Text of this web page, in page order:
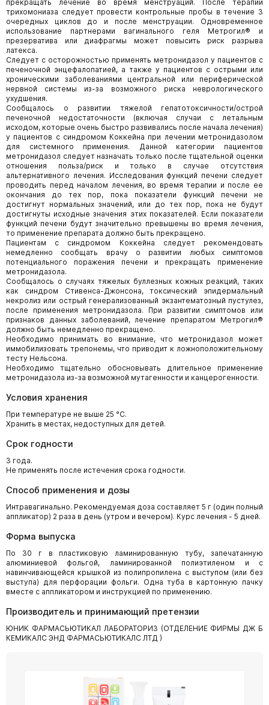
прекращать лечение во время менструаций. После терапии
трихомониаза следует провести контрольные пробы в течение 3
очередных циклов до и после менструации. Одновременное
использование партнерами вагинального геля Метрогил® и
презерватива или диафрагмы может повысить риск разрыва
латекса.
Следует с осторожностью применять метронидазол у пациентов с
печеночной энцефалопатией, а также у пациентов с острыми или
хроническими заболеваниями центральной или периферической
нервной системы из-за возможного риска неврологического
ухудшения.
Сообщалось о развитии тяжелой гепатотоксичности/острой
печеночной недостаточности (включая случаи с летальным
исходом, которые очень быстро развивались после начала лечения)
у пациентов с синдромом Коккейна при лечении метронидазолом
для системного применения. Данной категории пациентов
метронидазол следует назначать только после тщательной оценки
отношения польза/риск и только в случае отсутствия
альтернативного лечения. Исследования функций печени следует
проводить перед началом лечения, во время терапии и после ее
окончания до тех пор, пока показатели функций печени не
достигнут нормальных значений, или до тех пор, пока не будут
достигнуты исходные значения этих показателей. Если показатели
функций печени будут значительно превышены во время лечения,
то применение препарата должно быть прекращено.
Пациентам с синдромом Коккейна следует рекомендовать
немедленно сообщать врачу о развитии любых симптомов
потенциального поражения печени и прекращать применение
метронидазола.
Сообщалось о случаях тяжелых буллезных кожных реакций, таких
как синдром Стивенса-Джонсона, токсический эпидермальный
некролиз или острый генерализованный экзантематозный пустулез,
после применения метронидазола. При развитии симптомов или
признаков данных заболеваний, лечение препаратом Метрогил®
должно быть немедленно прекращено.
Необходимо принимать во внимание, что метронидазол может
иммобилизовать трепонемы, что приводит к ложноположительному
тесту Нельсона.
Необходимо тщательно обосновывать длительное применение
метронидазола из-за возможной мутагенности и канцерогенности.
Условия хранения
При температуре не выше 25 °С.
Хранить в местах, недоступных для детей.
Срок годности
3 года.
Не применять после истечения срока годности.
Способ применения и дозы
Интравагинально. Рекомендуемая доза составляет 5 г (один полный
аппликатор) 2 раза в день (утром и вечером). Курс лечения - 5 дней.
Форма выпуска
По 30 г в пластиковую ламинированную тубу, запечатанную
алюминиевой фольгой, ламинированной полиэтиленом и с
навинчивающейся крышкой из полипропилена с выступом (или без
выступа) для перфорации фольги. Одна туба в картонную пачку
вместе с аппликатором и инструкцией по применению.
Производитель и принимающий претензии
ЮНИК ФАРМАСЬЮТИКАЛ ЛАБОРАТОРИЗ (ОТДЕЛЕНИЕ ФИРМЫ ДЖ Б
КЕМИКАЛС ЭНД ФАРМАСЬЮТИКАЛС ЛТД )